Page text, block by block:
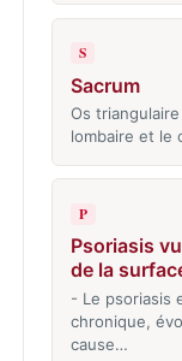
S
Sacrum
Os
lombaire et le
P
Psoriasis
de la
- Le psoriasis
chronique,
cause…